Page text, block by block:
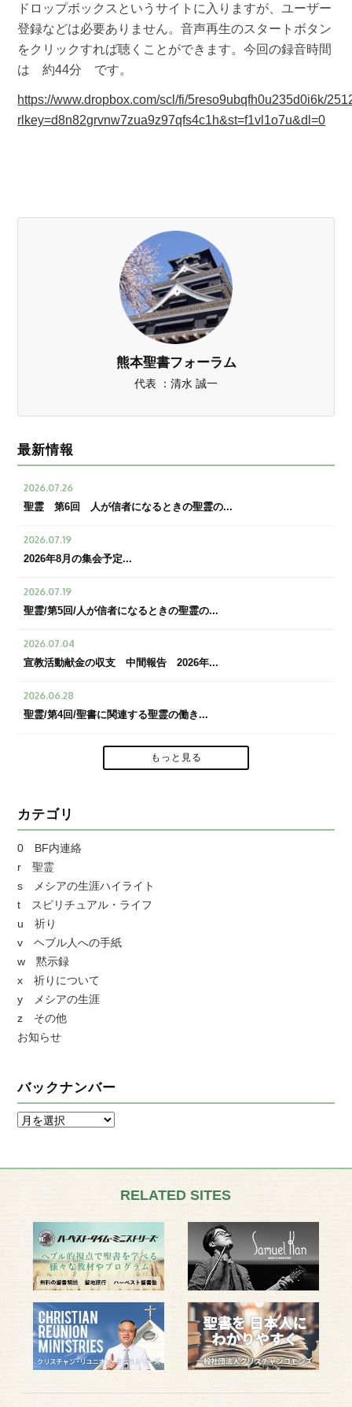
ドロップボックスというサイトに入りますが、ユーザー
登録などは必要ありません。音声再生のスタートボタン
をクリックすれば聴くことができます。今回の録音時間
は 約44分 です。
https://www.dropbox.com/scl/fi/5reso9ubqfh0u235d0i6k/
rlkey=d8n82grvnw7zua9z97qfs4c1h&st=f1vl1o7u&dl=0
熊本聖書フォーラム
代表 ：清水 誠一
最新情報
2026.07.26
聖霊 第6回 人が信者になるときの聖霊の...
2026.07.19
2026年8月の集会予定...
2026.07.19
聖霊/第5回/人が信者になるときの聖霊の...
2026.07.04
宣教活動献金の収支 中間報告 2026年...
2026.06.28
聖霊/第4回/聖書に関連する聖霊の働き...
もっと見る
カテゴリ
0 BF内連絡
r 聖霊
s メシアの生涯ハイライト
t スピリチュアル・ライフ
u 祈り
v ヘブル人への手紙
w 黙示録
x 祈りについて
y メシアの生涯
z その他
お知らせ
バックナンバー
RELATED SITES